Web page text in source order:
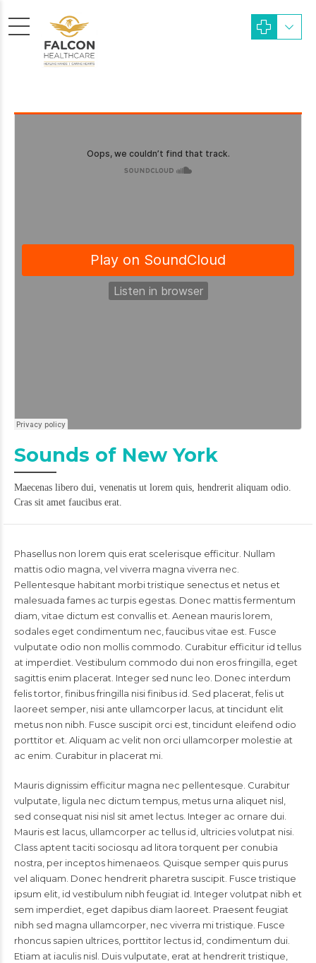
Sounds of New York
Maecenas libero dui, venenatis ut lorem quis, hendrerit aliquam odio.
Cras sit amet faucibus erat.
Phasellus non lorem quis erat scelerisque efficitur. Nullam
mattis odio magna, vel viverra magna viverra nec.
Pellentesque habitant morbi tristique senectus et netus et
malesuada fames ac turpis egestas. Donec mattis fermentum
diam, vitae dictum est convallis et. Aenean mauris lorem,
sodales eget condimentum nec, faucibus vitae est. Fusce
vulputate odio non mollis commodo. Curabitur efficitur id tellus
at imperdiet. Vestibulum commodo dui non eros fringilla, eget
sagittis enim placerat. Integer sed nunc leo. Donec interdum
felis tortor, finibus fringilla nisi finibus id. Sed placerat, felis ut
laoreet semper, nisi ante ullamcorper lacus, at tincidunt elit
metus non nibh. Fusce suscipit orci est, tincidunt eleifend odio
porttitor et. Aliquam ac velit non orci ullamcorper molestie at
ac enim. Curabitur in placerat mi.
Mauris dignissim efficitur magna nec pellentesque. Curabitur
vulputate, ligula nec dictum tempus, metus urna aliquet nisl,
sed consequat nisi nisl sit amet lectus. Integer ac ornare dui.
Mauris est lacus, ullamcorper ac tellus id, ultricies volutpat nisi.
Class aptent taciti sociosqu ad litora torquent per conubia
nostra, per inceptos himenaeos. Quisque semper quis purus
vel aliquam. Donec hendrerit pharetra suscipit. Fusce tristique
ipsum elit, id vestibulum nibh feugiat id. Integer volutpat nibh et
sem imperdiet, eget dapibus diam laoreet. Praesent feugiat
nibh sed magna ullamcorper, nec viverra mi tristique. Fusce
rhoncus sapien ultrices, porttitor lectus id, condimentum dui.
Etiam at iaculis nisl. Duis vulputate, erat at hendrerit tristique,